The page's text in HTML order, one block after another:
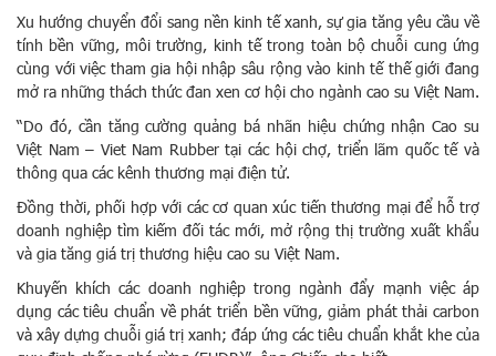
Xu hướng chuyển đổi sang nền kinh tế xanh, sự gia tăng yêu cầu về
tính bền vững, môi trường, kinh tế trong toàn bộ chuỗi cung ứng
cùng với việc tham gia hội nhập sâu rộng vào kinh tế thế giới đang
mở ra những thách thức đan xen cơ hội cho ngành cao su Việt Nam.
“Do đó, cần tăng cường quảng bá nhãn hiệu chứng nhận Cao su
Việt Nam – Viet Nam Rubber tại các hội chợ, triển lãm quốc tế và
thông qua các kênh thương mại điện tử.
Đồng thời, phối hợp với các cơ quan xúc tiến thương mại để hỗ trợ
doanh nghiệp tìm kiếm đối tác mới, mở rộng thị trường xuất khẩu
và gia tăng giá trị thương hiệu cao su Việt Nam.
Khuyến khích các doanh nghiệp trong ngành đẩy mạnh việc áp
dụng các tiêu chuẩn về phát triển bền vững, giảm phát thải carbon
và xây dựng chuỗi giá trị xanh; đáp ứng các tiêu chuẩn khắt khe của